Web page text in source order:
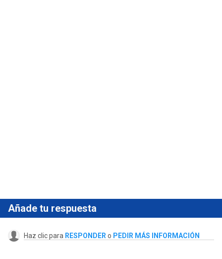
Añade tu respuesta
Haz clic para RESPONDER o PEDIR MÁS INFORMACIÓN